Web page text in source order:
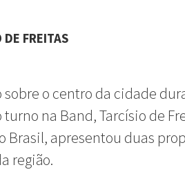
FREITAS
sobre o centro da cidade
na Band, Tarcísio de
Brasil, apresentou duas
região.